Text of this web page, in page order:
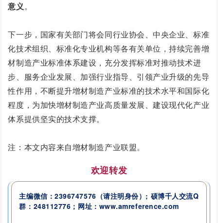
意义。
下一步，国家有关部门将会同行业协会、中央企业、标准
化技术组织、标准化专业机构等各有关单位，持续完善增
材制造产业标准体系建设，充分发挥标准对推动技术进
步、服务企业发展、加强行业指导、引领产业升级的先导
性作用，不断提升增材制造产业标准的技术水平和国际化
程度，为加快增材制造产业高质量发展、建设现代化产业
体系提供坚实的技术支撑。
注：本文内容来自增材制造产业联盟。
欢迎转发
主编微信：2396747576 （请注明身份） ; 硕博千人交流Q
群： 248112776 ；网址：www.amreference.com